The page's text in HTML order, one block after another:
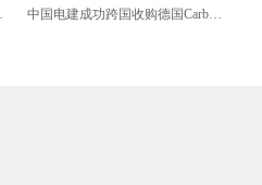
销售合同 中国电建成功跨国收购德国Carbotech公司